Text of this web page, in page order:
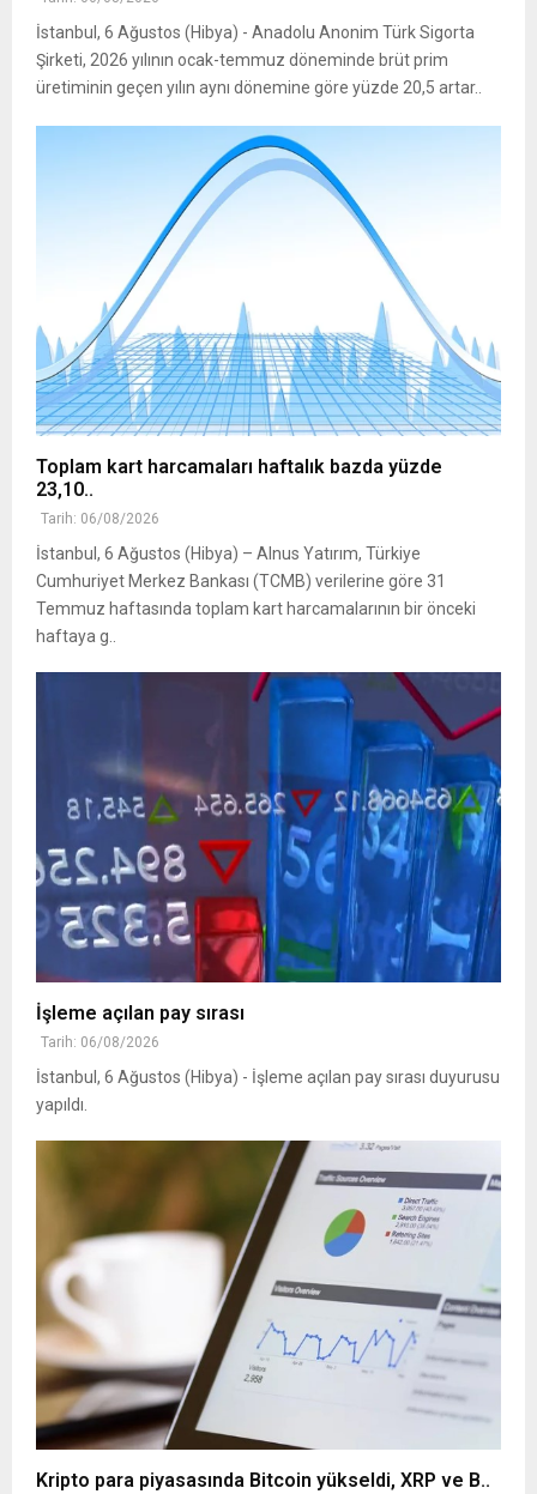
İstanbul, 6 Ağustos (Hibya) - Anadolu Anonim Türk Sigorta
Şirketi, 2026 yılının ocak-temmuz döneminde brüt prim
üretiminin geçen yılın aynı dönemine göre yüzde 20,5 artar..
Toplam kart harcamaları haftalık bazda yüzde
23,10..
Tarih: 06/08/2026
İstanbul, 6 Ağustos (Hibya) – Alnus Yatırım, Türkiye
Cumhuriyet Merkez Bankası (TCMB) verilerine göre 31
Temmuz haftasında toplam kart harcamalarının bir önceki
haftaya g..
İşleme açılan pay sırası
Tarih: 06/08/2026
İstanbul, 6 Ağustos (Hibya) - İşleme açılan pay sırası duyurusu
yapıldı.
Kripto para piyasasında Bitcoin yükseldi, XRP ve B..